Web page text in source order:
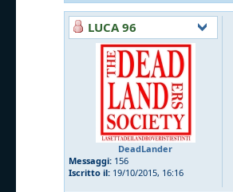
LUCA 96
DeadLander
Messaggi: 156
Iscritto il: 19/10/2015, 16:16